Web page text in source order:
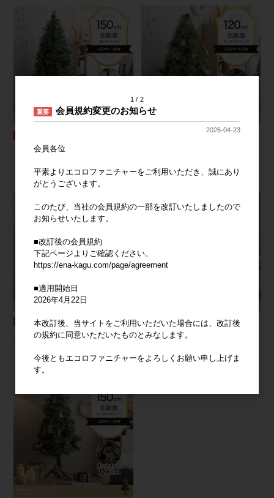
【高さ150cm】Chalon クリスマスツ
【オーナメントセット】Abete 高さ
【オーナメントセット】Schnee 高さ
1 2
重要 会員規約変更のお知らせ
2026-04-23
会員各位
平素よりエコロファニチャーをご利用いただき、誠にあり
がとうございます。
このたび、当社の会員規約の一部を改訂いたしましたので
お知らせいたします。
■改訂後の会員規約
下記ページよりご確認ください。
https://ena-kagu.com/page/agreement
■適用開始日
2026年4月22日
本改訂後、当サイトをご利用いただいた場合には、改訂後
の規約に同意いただいたものとみなします。
今後ともエコロファニチャーをよろしくお願い申し上げま
す。